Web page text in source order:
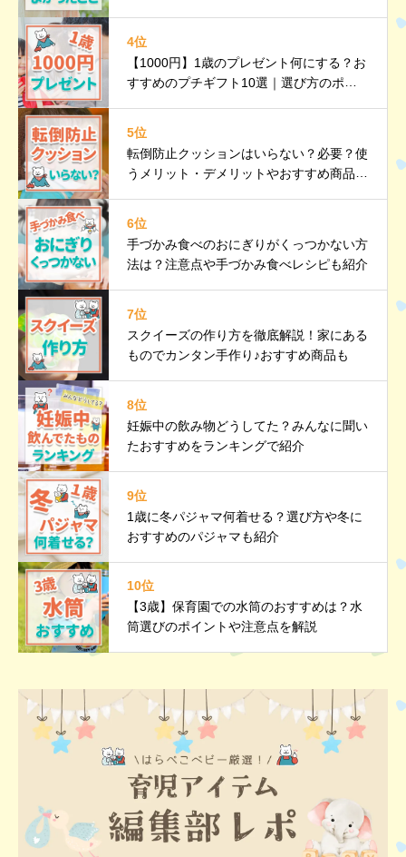
4位
【1000円】1歳のプレゼント何にする？お
すすめのプチギフト10選｜選び方のポイ
5位
転倒防止クッションはいらない？必要？使
うメリット・デメリットやおすすめ商品も
6位
手づかみ食べのおにぎりがくっつかない方
法は？注意点や手づかみ食べレシピも紹介
7位
スクイーズの作り方を徹底解説！家にある
ものでカンタン手作り♪おすすめ商品も
8位
妊娠中の飲み物どうしてた？みんなに聞い
たおすすめをランキングで紹介
9位
1歳に冬パジャマ何着せる？選び方や冬に
おすすめのパジャマも紹介
10位
【3歳】保育園での水筒のおすすめは？水
筒選びのポイントや注意点を解説